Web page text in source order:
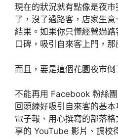
現在的狀況就有點像是夜
了，沒了過路客，店家生
結果。如果你只懂經營過
口碑，吸引自來客上門，那
而且，要是這個花園夜市倒
不能再用 Facebook 粉絲
回頭練好吸引自來客的基
電子報、用心撰寫的部落
享的 YouTube 影片、調校